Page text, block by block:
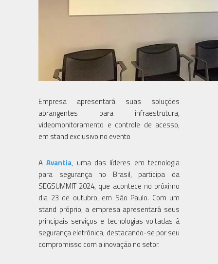
Empresa apresentará suas soluções
abrangentes para infraestrutura,
videomonitoramento e controle de acesso,
em stand exclusivo no evento
AAvantia, uma das líderes em tecnologia
para segurança no Brasil, participa da
SEGSUMMIT 2024, que acontece no próximo
dia 23 de outubro, em São Paulo. Com um
stand próprio, a empresa apresentará seus
principais serviços e tecnologias voltadas à
segurança eletrônica, destacando-se por seu
compromisso com a inovação no setor.